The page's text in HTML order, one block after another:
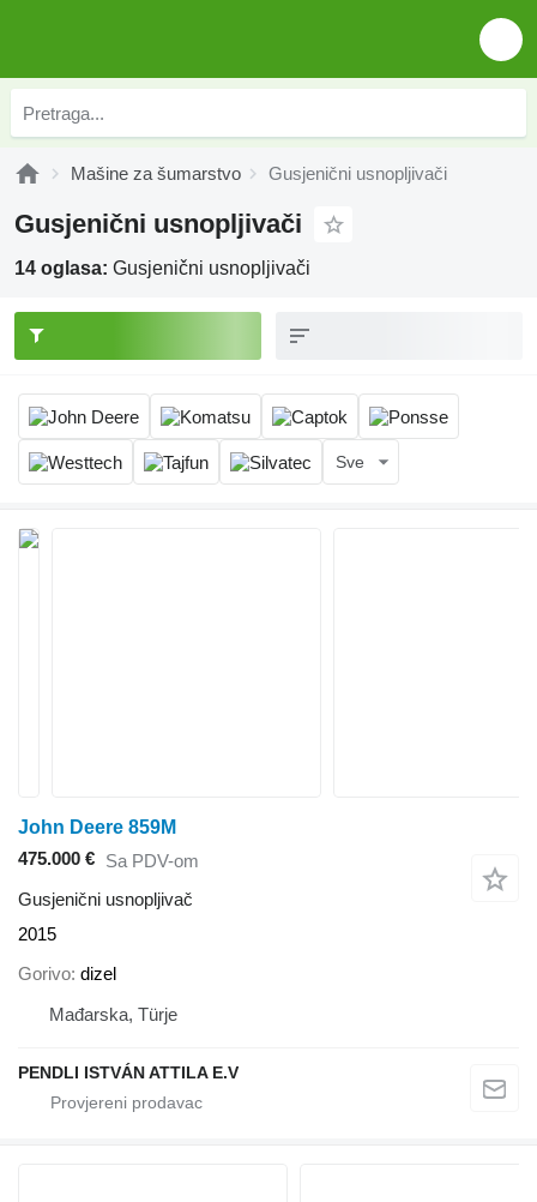
Mašine za šumarstvo Gusjenični usnopljivači
Gusjenični usnopljivači
14 oglasa: Gusjenični usnopljivači
Sve
John Deere 859M
475.000 € Sa PDV-om
Gusjenični usnopljivač
2015
Gorivo dizel
Mađarska, Türje
PENDLI ISTVÁN ATTILA E.V